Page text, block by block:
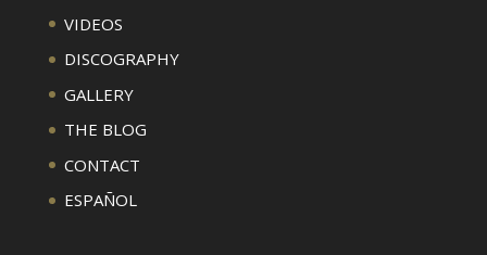
VIDEOS
DISCOGRAPHY
GALLERY
THE BLOG
CONTACT
ESPAÑOL